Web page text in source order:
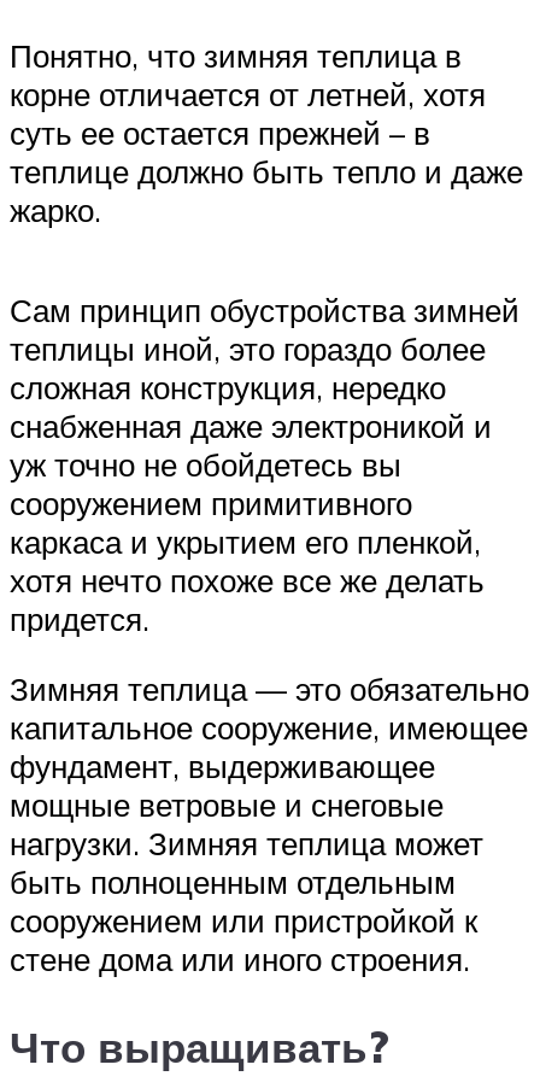
Понятно, что зимняя теплица в
корне отличается от летней, хотя
суть ее остается прежней – в
теплице должно быть тепло и даже
жарко.
Сам принцип обустройства зимней
теплицы иной, это гораздо более
сложная конструкция, нередко
снабженная даже электроникой и
уж точно не обойдетесь вы
сооружением примитивного
каркаса и укрытием его пленкой,
хотя нечто похоже все же делать
придется.
Зимняя теплица — это обязательно
капитальное сооружение, имеющее
фундамент, выдерживающее
мощные ветровые и снеговые
нагрузки. Зимняя теплица может
быть полноценным отдельным
сооружением или пристройкой к
стене дома или иного строения.
Что выращивать?